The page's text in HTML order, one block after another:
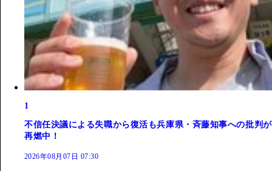
1
不信任決議による失職から復活も兵庫県・斉藤知事への批判が
再燃中！
2026年08月07日 07:30